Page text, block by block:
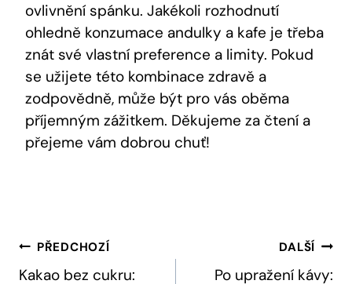
ovlivnění spánku. Jakékoli rozhodnutí
ohledně konzumace andulky a kafe je třeba
znát své vlastní preference a limity. Pokud
se užijete této kombinace zdravě a
zodpovědně, může být pro vás oběma
příjemným zážitkem. Děkujeme za čtení a
přejeme vám dobrou chuť!
Navigace
Pro
PŘEDCHOZÍ
Kakao bez cukru:
DALŠÍ
Po upražení kávy: